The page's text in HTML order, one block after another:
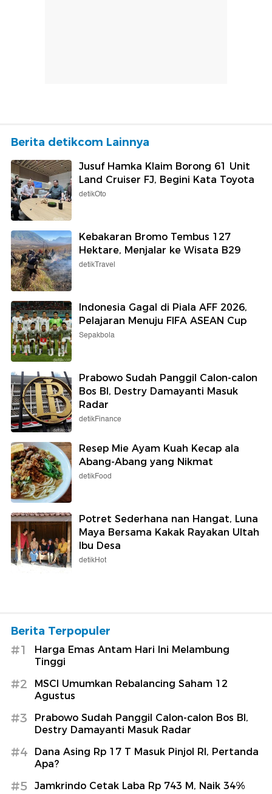
Berita detikcom Lainnya
Jusuf Hamka Klaim Borong 61 Unit
Land Cruiser FJ, Begini Kata Toyota
detikOto
Kebakaran Bromo Tembus 127
Hektare, Menjalar ke Wisata B29
detikTravel
Indonesia Gagal di Piala AFF 2026,
Pelajaran Menuju FIFA ASEAN Cup
Sepakbola
Prabowo Sudah Panggil Calon-calon
Bos BI, Destry Damayanti Masuk
Radar
detikFinance
Resep Mie Ayam Kuah Kecap ala
Abang-Abang yang Nikmat
detikFood
Potret Sederhana nan Hangat, Luna
Maya Bersama Kakak Rayakan Ultah
Ibu Desa
detikHot
Berita Terpopuler
#1
Harga Emas Antam Hari Ini Melambung
Tinggi
#2
MSCI Umumkan Rebalancing Saham 12
Agustus
#3
Prabowo Sudah Panggil Calon-calon Bos BI,
Destry Damayanti Masuk Radar
#4
Dana Asing Rp 17 T Masuk Pinjol RI, Pertanda
Apa?
#5 Jamkrindo Cetak Laba Rp 743 M, Naik 34%